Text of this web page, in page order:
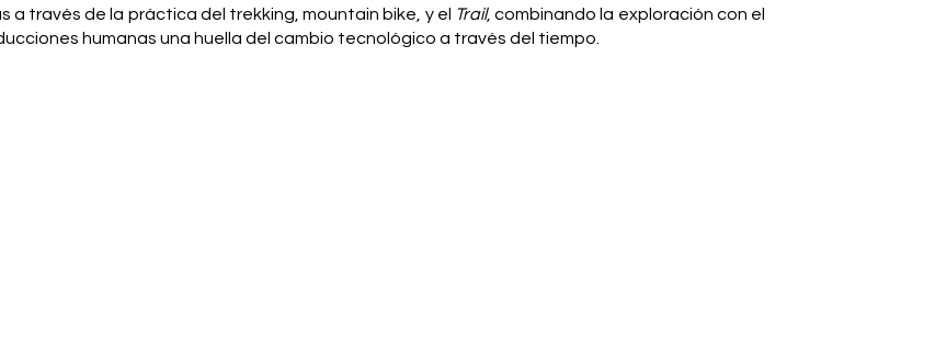
través de la práctica del trekking, mountain bike, y el Trail, combinando la exploración con el
humanas una huella del cambio tecnológico a través del tiempo.